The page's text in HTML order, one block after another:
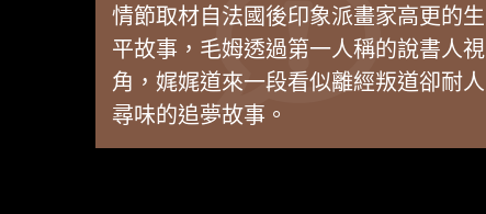
情節取材自法國後印象派畫家高更的生
平故事，毛姆透過第一人稱的說書人視
角，娓娓道來一段看似離經叛道卻耐人
尋味的追夢故事。